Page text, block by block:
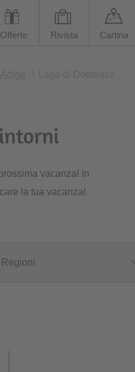
Offerte Rivista Cartina
vacanza! In
la tua vacanza!
Regioni